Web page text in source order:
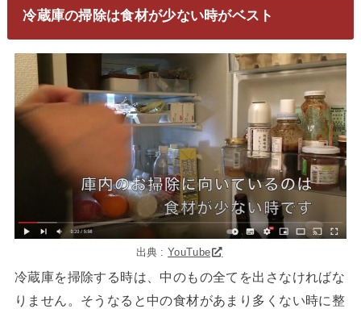
冷蔵庫の掃除は食材が少ない時がベスト
出典 :YouTube
冷蔵庫を掃除する時は、中のもの全てを出さなければな
りません。そうなると中の食材があまり多くない時に整